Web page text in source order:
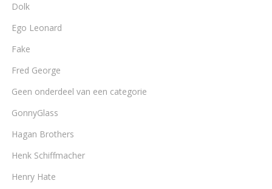
Dolk
Ego Leonard
Fake
Fred George
Geen onderdeel van een categorie
GonnyGlass
Hagan Brothers
Henk Schiffmacher
Henry Hate